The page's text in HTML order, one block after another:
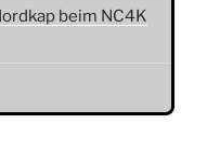
beim NC4K